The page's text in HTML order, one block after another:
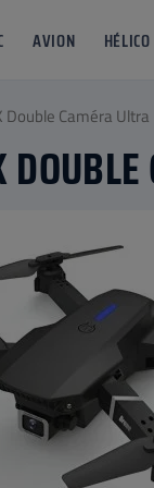
AVION HÉLICO
Double Caméra